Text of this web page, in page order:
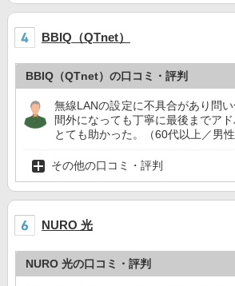
BBIQ（QTnet）
BBIQ（QTnet）の口コミ・評判
無線LANの設定に不具合があり問
間外になっても丁寧に最後までアド
とても助かった。（60代以上／男性
その他の口コミ・評判
NURO 光
NURO 光の口コミ・評判